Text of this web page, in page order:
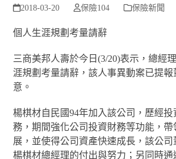
2018-03-20 保險104 保險新聞
個人生涯規劃考量請辭
三商美邦人壽於今日(3/20)表示，總經
涯規劃考量請辭，該人事異動案已提報
意。
楊棋材自民國94年加入該公司，歷經
務，期間強化公司投資財務等功能，
展，並使得公司資產快速成長，該公
楊棋材總經理的付出與努力；另同時